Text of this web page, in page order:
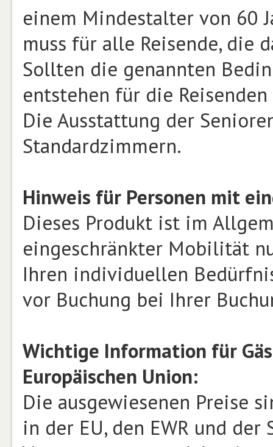
einem Mindestalter von 60
muss für alle Reisende, die
Sollten die genannten
entstehen für die
Die Ausstattung der
Standardzimmern.
Hinweis für Personen mit
Dieses Produkt ist im
eingeschränkter Mobilität
Ihren individuellen
vor Buchung bei Ihrer
Wichtige Information für
Europäischen Union:
Die ausgewiesenen Preise
in der EU, den EWR und